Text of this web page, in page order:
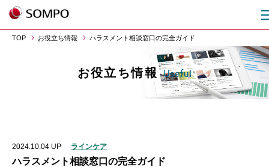
TOP お役立ち情報 ハラスメント相談窓口の完全ガイド
お役立ち情報Useful
2024.10.04 UP ラインケア
ハラスメント相談窓口の完全ガイド